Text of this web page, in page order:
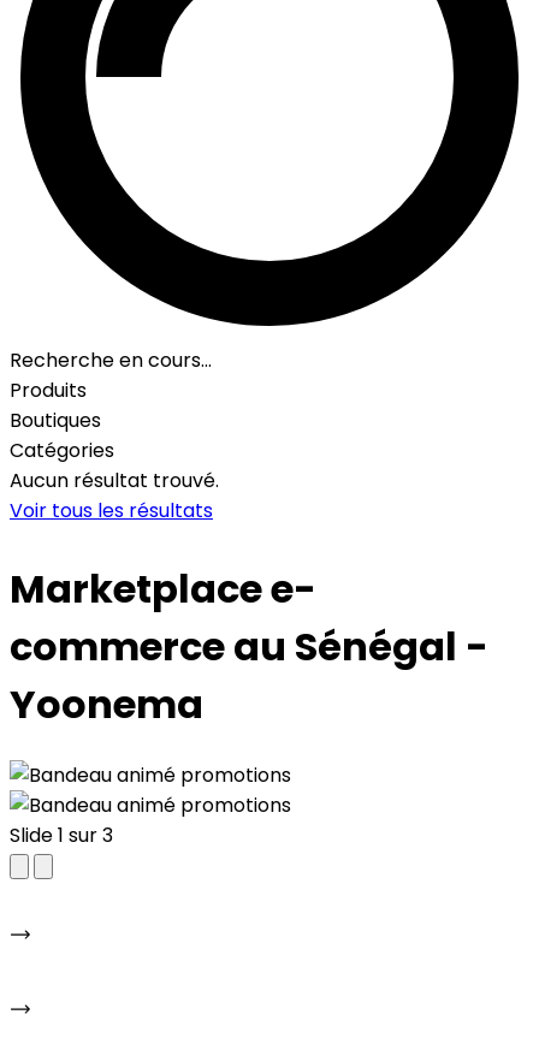
Recherche en cours…
Produits
Boutiques
Catégories
Aucun résultat trouvé.
Voir tous les résultats
Marketplace e-
commerce au Sénégal -
Yoonema
Slide 1 sur 3